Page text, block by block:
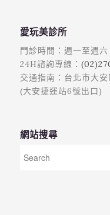
愛玩美診所
門診時間：週一至週
24H諮詢專線：
交通指南：台北市大
(大安捷運站6號出口)
網站搜尋